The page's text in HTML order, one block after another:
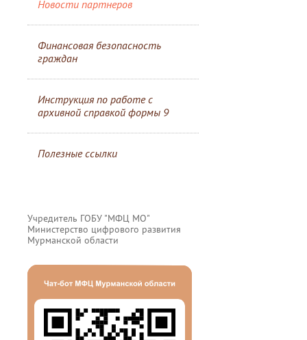
Новости партнеров
Финансовая безопасность
граждан
Инструкция по работе с
архивной справкой формы 9
Полезные ссылки
Учредитель ГОБУ "МФЦ МО"
Министерство цифрового развития
Мурманской области